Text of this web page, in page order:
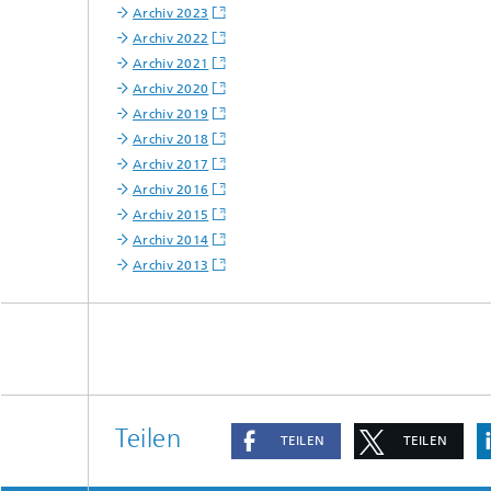
Archiv 2023
Archiv 2022
Archiv 2021
Archiv 2020
Archiv 2019
Archiv 2018
Archiv 2017
Archiv 2016
Archiv 2015
Archiv 2014
Archiv 2013
Teilen TEILEN TEILEN